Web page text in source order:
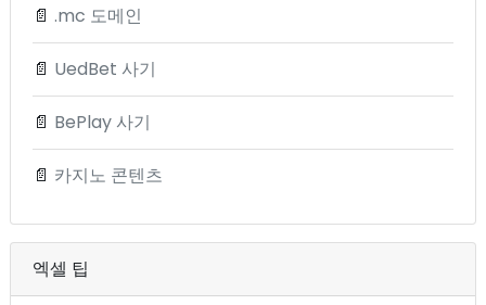
📄 .mc 도메인
📄 UedBet 사기
📄 BePlay 사기
📄 카지노 콘텐츠
엑셀 팁